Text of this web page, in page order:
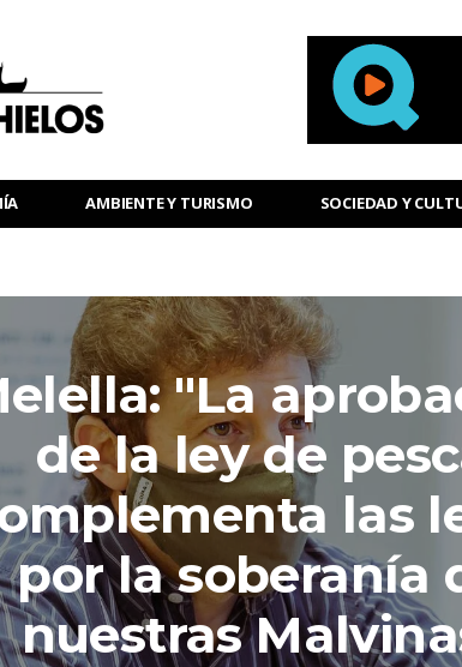
AMBIENTE Y TURISMO SOCIEDAD Y
"La
de la ley de
las
por la soberanía
nuestras